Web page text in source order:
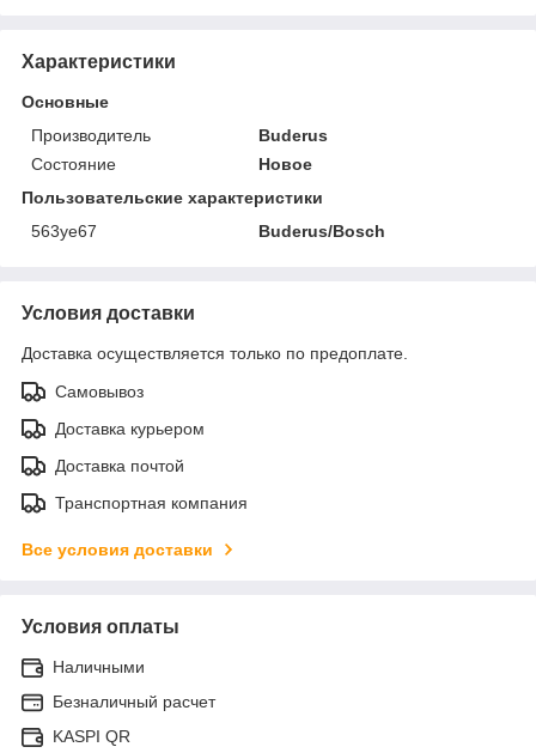
Характеристики
Основные
Производитель
Buderus
Состояние
Новое
Пользовательские характеристики
563уе67
Buderus/Bosch
Условия доставки
Доставка осуществляется только по предоплате.
Самовывоз
Доставка курьером
Доставка почтой
Транспортная компания
Все условия доставки
Условия оплаты
Наличными
Безналичный расчет
KASPI QR